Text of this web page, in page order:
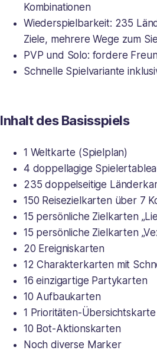
Kombinationen
Wiederspielbarkeit: 235
Ziele, mehrere Wege zum
PVP und Solo: fordere
Schnelle Spielvariante
Inhalt des Basisspiels
1 Weltkarte (Spielplan)
4 doppellagige
235 doppelseitige
150 Reisezielkarten über 7
15 persönliche Zielkarten
15 persönliche Zielkarten
20 Ereigniskarten
12 Charakterkarten mit
16 einzigartige Partykarten
10 Aufbaukarten
1 Prioritäten-
10 Bot-Aktionskarten
Noch diverse Marker